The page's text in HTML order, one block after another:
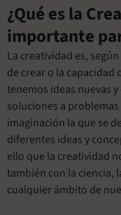
¿Qué es la
importante
La creatividad es,
de crear o la capacidad
tenemos ideas nuevas
soluciones a
imaginación la que se
diferentes ideas y
ello que la creatividad
también con la ciencia,
cualquier ámbito de